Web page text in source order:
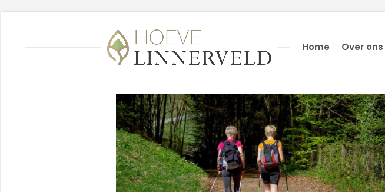
Home Over ons